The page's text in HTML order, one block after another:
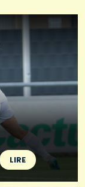
LIRE